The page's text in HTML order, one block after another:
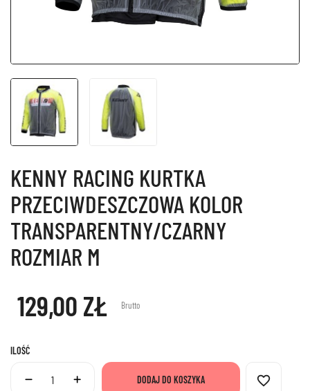
KENNY RACING KURTKA
PRZECIWDESZCZOWA KOLOR
TRANSPARENTNY/CZARNY
ROZMIAR M
129,00 ZŁ Brutto
ILOŚĆ
DODAJ DO KOSZYKA favorite_border